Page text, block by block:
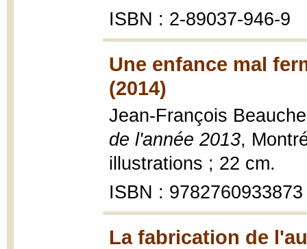
ISBN : 2-89037-946-9
Une enfance mal
(2014)
Jean-François
de l'année 2013,
illustrations ; 22 cm.
ISBN : 9782760933873
La fabrication de